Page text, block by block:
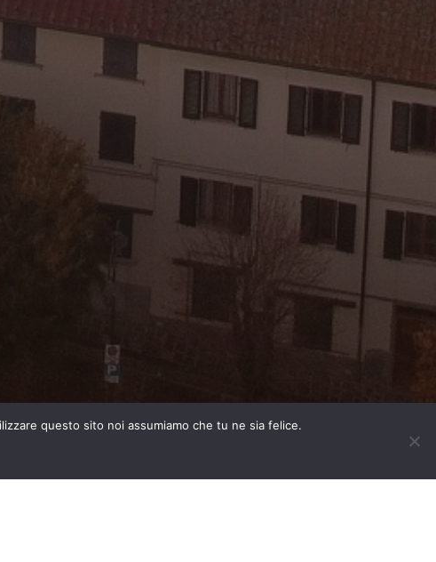
questo sito noi assumiamo che tu ne sia felice.